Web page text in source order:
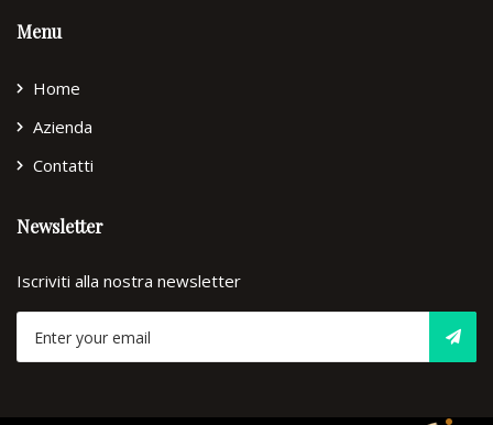
Menu
Home
Azienda
Contatti
Newsletter
Iscriviti alla nostra newsletter